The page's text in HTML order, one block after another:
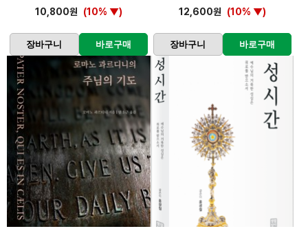
10,800원 (10% ▼)
장바구니 바로구매
12,600원 (10% ▼)
장바구니 바로구매